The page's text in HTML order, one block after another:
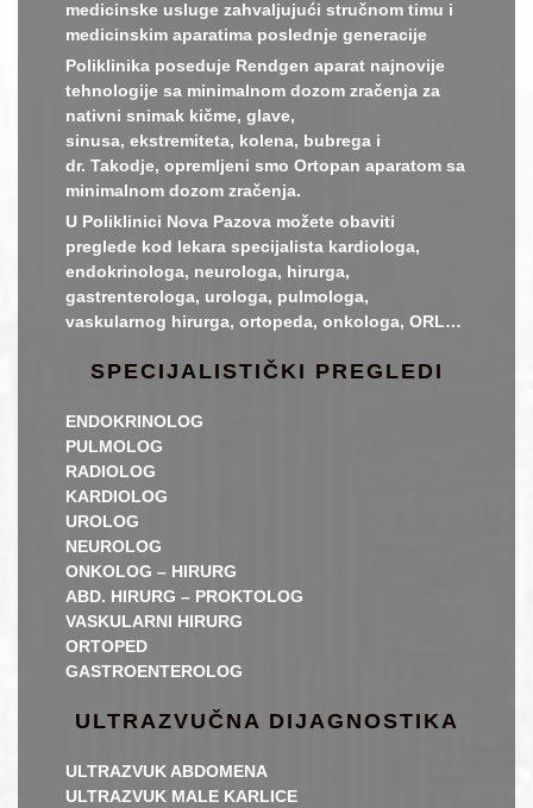
medicinske usluge zahvaljujući stručnom timu i
medicinskim aparatima poslednje generacije
Poliklinika poseduje Rendgen aparat najnovije
tehnologije sa minimalnom dozom zračenja za
nativni snimak kičme, glave,
sinusa, ekstremiteta, kolena, bubrega i
dr. Takodje, opremljeni smo Ortopan aparatom sa
minimalnom dozom zračenja.
U Poliklinici Nova Pazova možete obaviti
preglede kod lekara specijalista kardiologa,
endokrinologa, neurologa, hirurga,
gastrenterologa, urologa, pulmologa,
vaskularnog hirurga, ortopeda, onkologa, ORL…
SPECIJALISTIČKI PREGLEDI
ENDOKRINOLOG
PULMOLOG
RADIOLOG
KARDIOLOG
UROLOG
NEUROLOG
ONKOLOG – HIRURG
ABD. HIRURG – PROKTOLOG
VASKULARNI HIRURG
ORTOPED
GASTROENTEROLOG
ULTRAZVUČNA DIJAGNOSTIKA
ULTRAZVUK ABDOMENA
ULTRAZVUK MALE KARLICE